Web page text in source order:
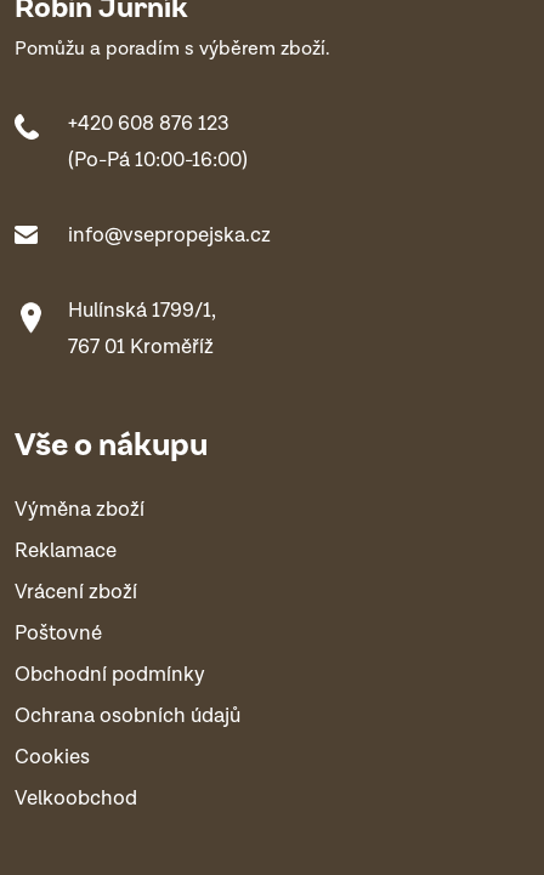
Pomůžu a poradím s výběrem zboží.
+420 608 876 123
(Po-Pá 10:00-16:00)
info@vsepropejska.cz
Hulínská 1799/1,
767 01 Kroměříž
Vše o nákupu
Výměna zboží
Reklamace
Vrácení zboží
Poštovné
Obchodní podmínky
Ochrana osobních údajů
Cookies
Velkoobchod